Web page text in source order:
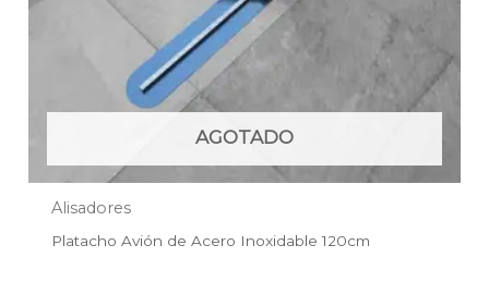
AGOTADO
Alisadores
Platacho Avión de Acero Inoxidable 120cm